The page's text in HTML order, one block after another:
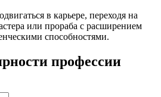
в карьере, переходя на
или прораба с расширением
способностями.
профессии